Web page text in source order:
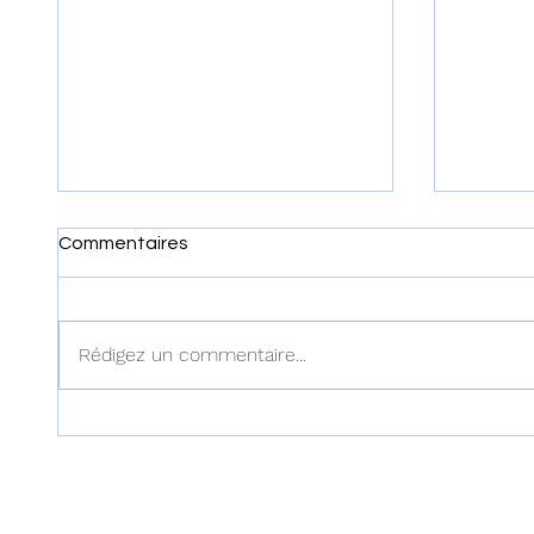
des mesures pour une
Commentaires
Rédigez un commentaire...